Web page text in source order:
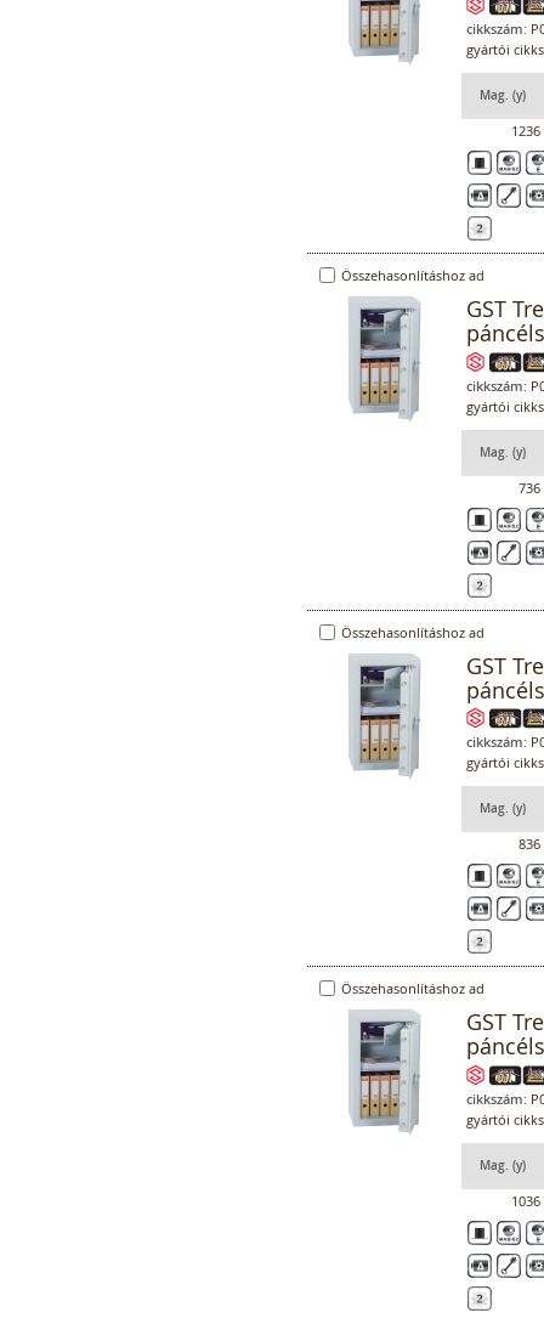
cikkszám:
gyártói
Mag. (y)
1236
Összehasonlításhoz ad
GST
cikkszám:
gyártói
Mag. (y)
736
Összehasonlításhoz ad
GST
cikkszám:
gyártói
Mag. (y)
836
Összehasonlításhoz ad
GST
cikkszám:
gyártói
Mag. (y)
1036